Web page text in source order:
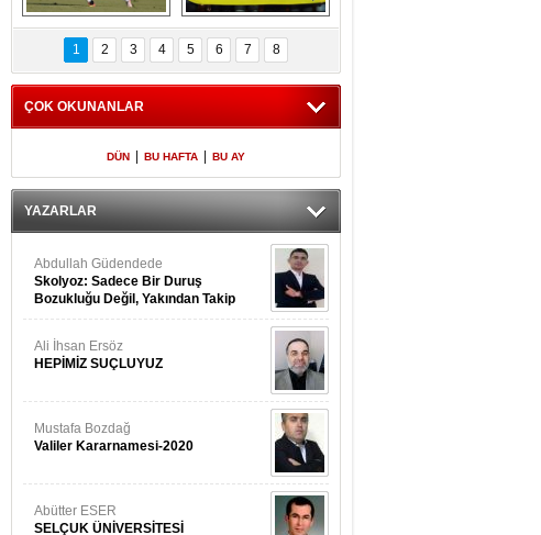
Fenerbahçe
Voluntari 3 golle
geçti
Futbolun adresi beş
ülke...
1 2 3 4 5 6 7 8
ÇOK OKUNANLAR
DÜN BU HAFTA BU AY
YAZARLAR
Abdullah Güdendede
Skolyoz: Sadece Bir Duruş
Bozukluğu Değil, Yakından Takip
Gerekir
Ali İhsan Ersöz
HEPİMİZ SUÇLUYUZ
Mustafa Bozdağ
Valiler Kararnamesi-2020
Abütter ESER
SELÇUK ÜNİVERSİTESİ